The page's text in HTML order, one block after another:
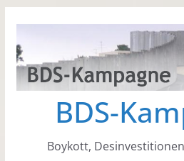
springen
BDS-
Boykott,